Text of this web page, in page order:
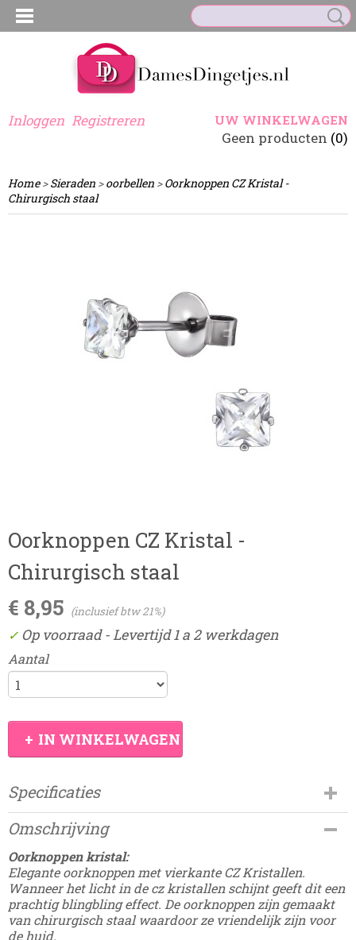
Inloggen Registreren UW WINKELWAGEN
Geen producten (0)
Home>Sieraden >oorbellen >Oorknoppen CZ Kristal -
Chirurgisch staal
Oorknoppen CZ Kristal -
Chirurgisch staal
€ 8,95 (inclusief btw 21%)
✓ Op voorraad- Levertijd 1 a 2 werkdagen
Aantal
IN WINKELWAGEN
Specificaties
Productcode
Damesdingetjes-137
EAN code
8785326247255
Omschrijving
Oorknoppen kristal:
Elegante oorknoppen met vierkante CZ Kristallen.
Wanneer het licht in de cz kristallen schijnt geeft dit een
prachtig blingbling effect. De oorknoppen zijn gemaakt
van chirurgisch staal waardoor ze vriendelijk zijn voor
de huid.